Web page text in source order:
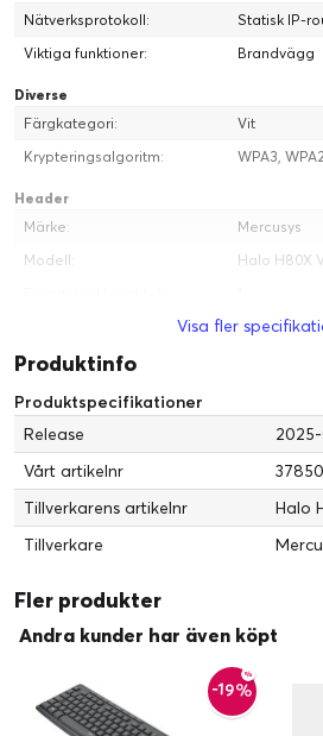
Nätverksprotokoll:
Statisk IP-
Viktiga funktioner:
Brandvägg
Diverse
Färgkategori:
Vit
Krypteringsalgoritm:
WPA3,
Header
Märke:
Mercusys
Modell:
Halo H80X
Mercusys
Tillverkare:
Mått och vikt
Längd:
8.1 cm
Höjd:
8.37 cm
Visa fler
Produktinfo
Produktspecifikationer
Release
2025-
Vårt artikelnr
Tillverkarens artikelnr
Halo
Tillverkare
Fler produkter
Andra kunder har även köpt
-19%